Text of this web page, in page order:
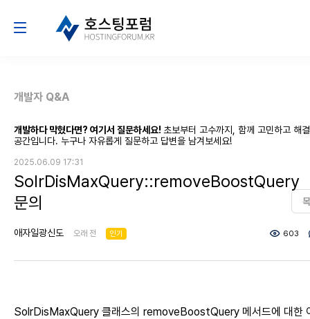
개발자 Q&A
개발하다 막혔다면? 여기서 질문하세요! 초보부터 고수까지, 함께 고민하고 해
공간입니다. 누구나 자유롭게 질문하고 답변을 남겨보세요!
2025.06.09 17:31
SolrDisMaxQuery::removeBoostQuery
문의
애자일광신도 오래 전 인기 603
SolrDisMaxQuery 클래스의 removeBoostQuery 메서드에 대한